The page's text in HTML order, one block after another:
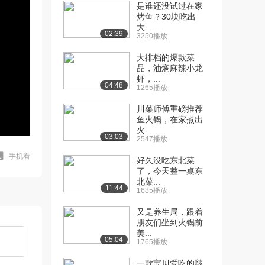
手机看
02:39
是谁还没试过在家
烤鱼？30块吃出
大...
3250播放
04:48
大排档的爆款菜
品，油焖麻辣小龙
虾，...
1265播放
03:03
川菜师傅重磅推荐
鱼火锅，在家煮出
火...
2547播放
11:44
好久没吃东北菜
了，今天整一桌东
北菜...
1685播放
05:04
又是养生局，跟着
朋友们坐到火锅前
美...
1765播放